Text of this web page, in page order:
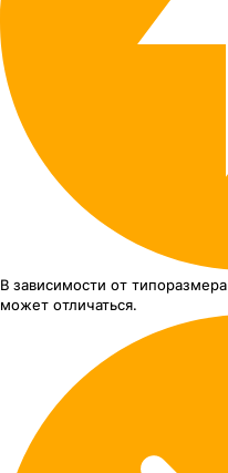
В зависимости от типоразмера
может отличаться.